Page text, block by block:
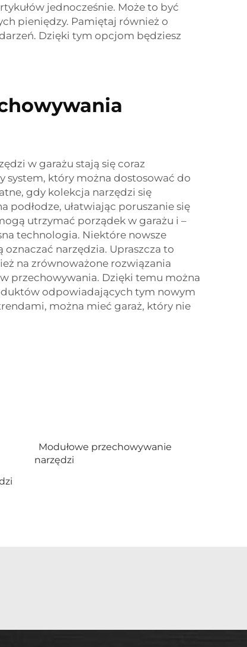
jednocześnie. Może to być
pieniędzy. Pamiętaj również o
Dzięki tym opcjom będziesz
w garażu stają się coraz
system, który można dostosować do
gdy kolekcja narzędzi się
podłodze, ułatwiając poruszanie się
utrzymać porządek w garażu i –
technologia. Niektóre nowsze
narzędzia. Upraszcza to
na zrównoważone rozwiązania
przechowywania. Dzięki temu można
odpowiadających tym nowym
można mieć garaż, który nie
Modułowe przechowywanie
narzędzi